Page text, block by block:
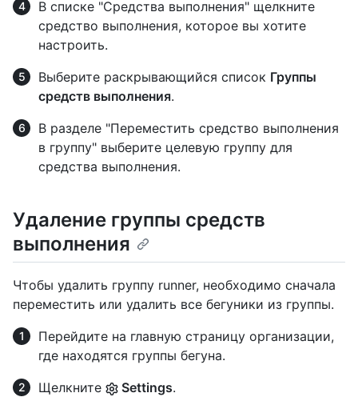
В списке "Средства выполнения" щелкните
средство выполнения, которое вы хотите
настроить.
Выберите раскрывающийся список Группы
средств выполнения.
В разделе "Переместить средство выполнения
в группу" выберите целевую группу для
средства выполнения.
Удаление группы средств
выполнения
Чтобы удалить группу runner, необходимо сначала
переместить или удалить все бегуники из группы.
Перейдите на главную страницу организации,
где находятся группы бегуна.
Щелкните
Settings.